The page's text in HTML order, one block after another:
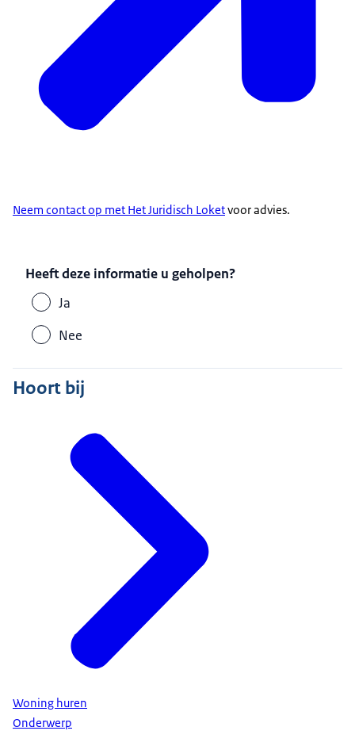
Neem contact op met Het Juridisch Loketvoor advies.
Heeft deze informatie u geholpen?
Ja
Nee
Hoort bij
Woning huren
Onderwerp